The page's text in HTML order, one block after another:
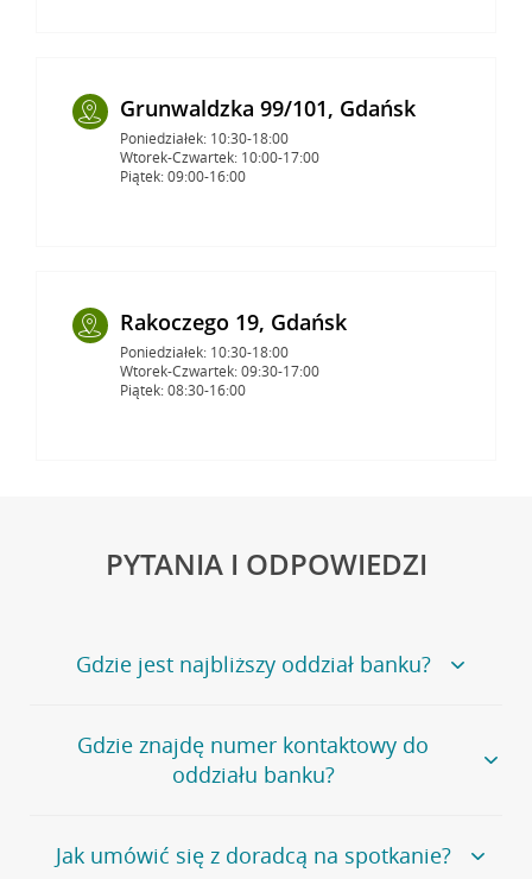
Grunwaldzka 99/101, Gdańsk
Poniedziałek: 10:30-18:00
Wtorek-Czwartek: 10:00-17:00
Piątek: 09:00-16:00
Rakoczego 19, Gdańsk
Poniedziałek: 10:30-18:00
Wtorek-Czwartek: 09:30-17:00
Piątek: 08:30-16:00
PYTANIA I ODPOWIEDZI
Gdzie jest najbliższy oddział banku?
Jeśli szukasz oddziału naszego banku, zapraszamy na
stronęPlacówki i bankomaty, na której znajduje się
wygodna wyszukiwarka.
oddziałów
Gdzie znajdę numer kontaktowy do
oddziału banku?
Bank Credit Agricole nie udostępnia ogólnego numeru
telefonu do placówki bankowej.
Jak umówić się z doradcą na spotkanie?